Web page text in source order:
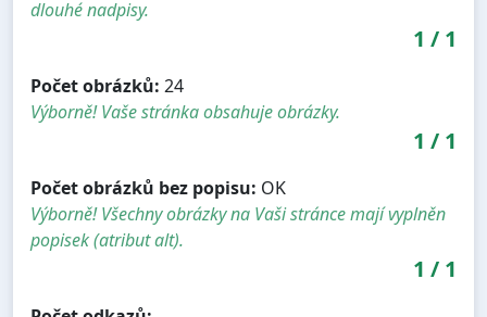
dlouhé nadpisy.
1 / 1
Počet obrázků: 24
Výborně! Vaše stránka obsahuje obrázky.
1 / 1
Počet obrázků bez popisu: OK
Výborně! Všechny obrázky na Vaši stránce mají vyplněn
popisek (atribut alt).
1 / 1